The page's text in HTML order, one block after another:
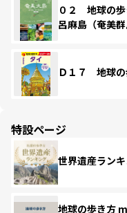
０２ 地球の
呂麻島（奄美
Ｄ１７ 地球
特設ページ
世界遺産ラン
地球の歩き方